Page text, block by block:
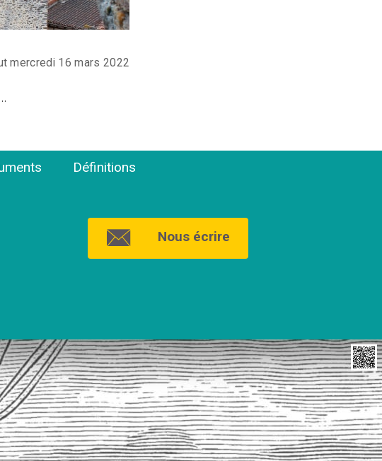
mercredi 16 mars 2022
Définitions
Nous écrire